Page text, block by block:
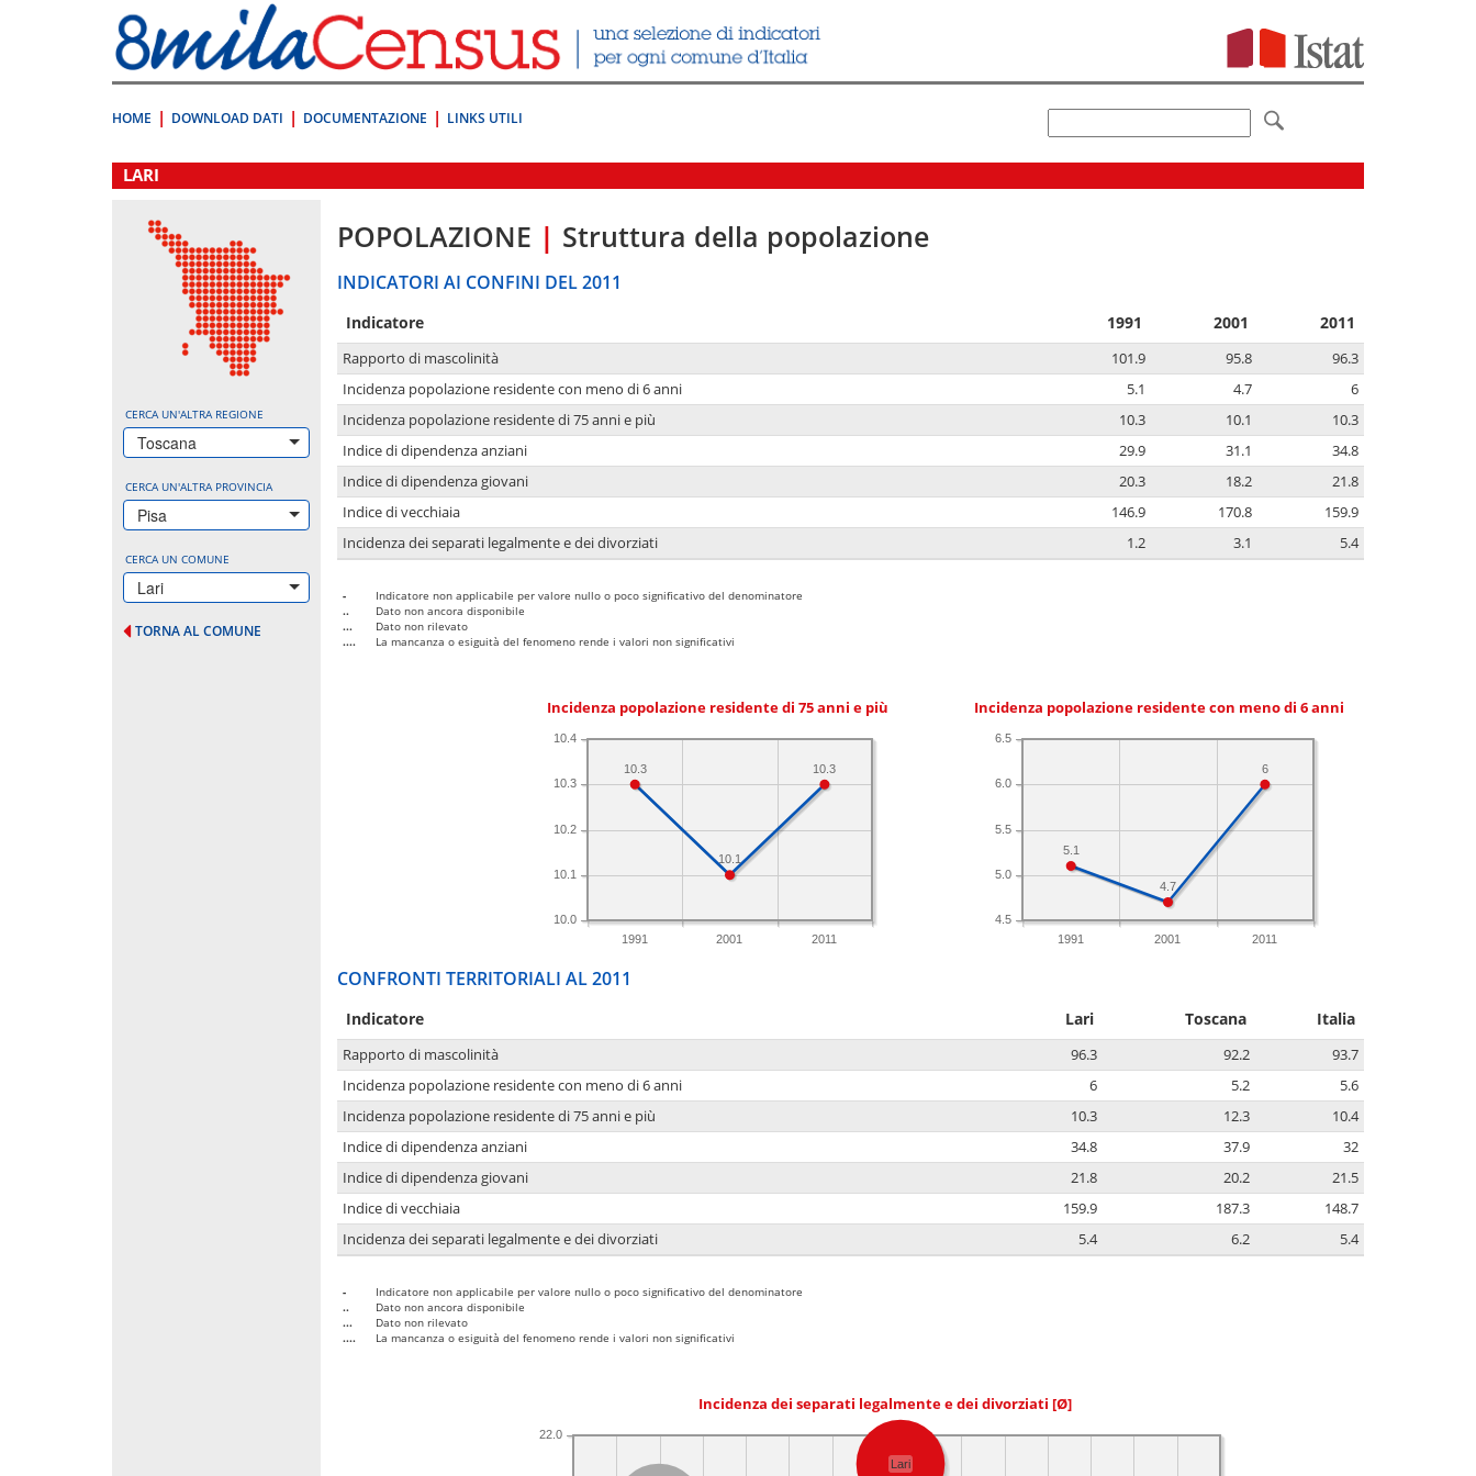
direttamente
a:
Contenuto
HOME DOWNLOAD DATI DOCUMENTAZIONE LINKS UTILI
LARI
CERCA UN'ALTRA REGIONE
Toscana
CERCA UN'ALTRA PROVINCIA
Pisa
CERCA UN COMUNE
Lari
TORNA AL COMUNE
POPOLAZIONE | Struttura della popolazione
INDICATORI AI CONFINI DEL 2011
Indicatore 1991 2001 2011
Rapporto di mascolinità 101.9 95.8
96.3
Incidenza popolazione residente con meno di 6 anni
5.1 4.7
6
Incidenza popolazione residente di 75 anni e più
10.3 10.1
10.3
Indice di dipendenza anziani
29.9 31.1
34.8
Indice di dipendenza giovani
20.3 18.2
21.8
Indice di vecchiaia
146.9 170.8
159.9
Incidenza dei separati legalmente e dei divorziati
1.2 3.1 5.4
-
Indicatore non applicabile per valore nullo o poco significativo del denominatore
..
Dato non ancora disponibile
...
Dato non rilevato
....
La mancanza o esiguità del fenomeno rende i valori non significativi
Incidenza popolazione residente di 75 anni e più
1991 2001 2011
10.0
10.1
10.2
10.3
10.4
10.3
10.1
10.3
Incidenza popolazione residente con meno di 6 anni
1991 2001 2011
4.5
5.0
5.5
6.0
6.5
6
4.7
5.1
CONFRONTI TERRITORIALI AL 2011
Indicatore Lari Toscana Italia
Rapporto di mascolinità 96.3 92.2
93.7
Incidenza popolazione residente con meno di 6 anni
6 5.2
5.6
Incidenza popolazione residente di 75 anni e più
10.3 12.3
10.4
Indice di dipendenza anziani
34.8 37.9
32
Indice di dipendenza giovani
21.8 20.2
21.5
Indice di vecchiaia
159.9 187.3
148.7
Incidenza dei separati legalmente e dei divorziati
5.4 6.2 5.4
-
Indicatore non applicabile per valore nullo o poco significativo del denominatore
..
Dato non ancora disponibile
...
Dato non rilevato
....
La mancanza o esiguità del fenomeno rende i valori non significativi
Incidenza dei separati legalmente e dei divorziati [Ø]
22.0
Lari